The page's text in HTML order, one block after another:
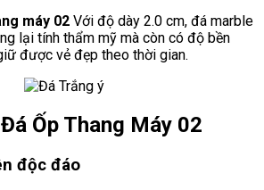
máy 02 Với độ dày 2.0 cm, đá marble
lại tính thẩm mỹ mà còn có độ bền
được vẻ đẹp theo thời gian.
Ốp Thang Máy 02
độc đáo